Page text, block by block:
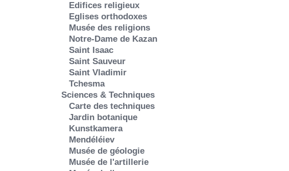
Edifices religieux
Eglises orthodoxes
Musée des religions
Notre-Dame de Kazan
Saint Isaac
Saint Sauveur
Saint Vladimir
Tchesma
Sciences & Techniques
Carte des techniques
Jardin botanique
Kunstkamera
Mendéléiev
Musée de géologie
Musée de l'artillerie